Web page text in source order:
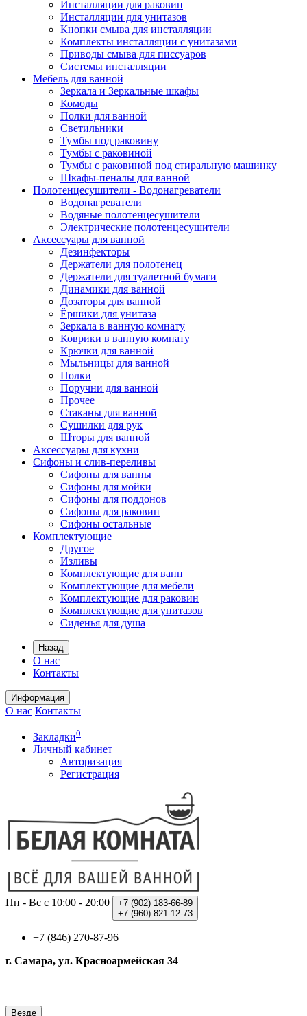
Инсталляции для раковин
Инсталляции для унитазов
Кнопки смыва для инсталляции
Комплекты инсталляции с унитазами
Приводы смыва для писсуаров
Системы инсталляции
Мебель для ванной
Зеркала и Зеркальные шкафы
Комоды
Полки для ванной
Светильники
Тумбы под раковину
Тумбы с раковиной
Тумбы с раковиной под стиральную машинку
Шкафы-пеналы для ванной
Полотенцесушители - Водонагреватели
Водонагреватели
Водяные полотенцесушители
Электрические полотенцесушители
Аксессуары для ванной
Дезинфекторы
Держатели для полотенец
Держатели для туалетной бумаги
Динамики для ванной
Дозаторы для ванной
Ёршики для унитаза
Зеркала в ванную комнату
Коврики в ванную комнату
Крючки для ванной
Мыльницы для ванной
Полки
Поручни для ванной
Прочее
Стаканы для ванной
Сушилки для рук
Шторы для ванной
Аксессуары для кухни
Сифоны и слив-переливы
Сифоны для ванны
Сифоны для мойки
Сифоны для поддонов
Сифоны для раковин
Сифоны остальные
Комплектующие
Другое
Изливы
Комплектующие для ванн
Комплектующие для мебели
Комплектующие для раковин
Комплектующие для унитазов
Сиденья для душа
Назад
О нас
Контакты
Информация
О нас Контакты
Закладки0
Личный кабинет
Авторизация
Регистрация
Пн - Вс с 10:00 - 20:00 +7 (902) 183-66-89
+7 (960) 821-12-73
+7 (846) 270-87-96
г. Самара, ул. Красноармейская 34
Везде